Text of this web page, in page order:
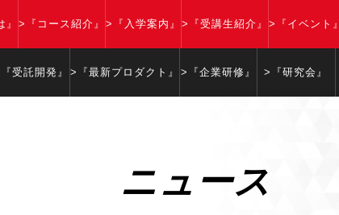
>『コース紹介』 >『入学案内』 >『受講生紹介』 >『イベント』
受託開発』 >『最新プロダクト』 >『企業研修』 >『研究会』
ニュース